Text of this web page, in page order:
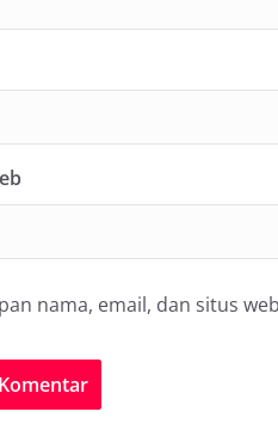
nama, email, dan situs